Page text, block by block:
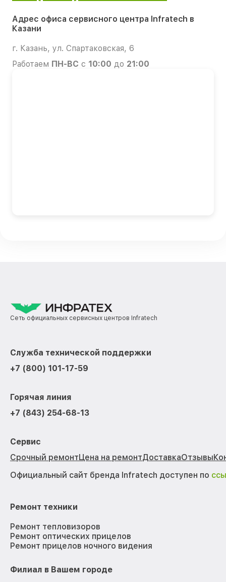
Адрес офиса сервисного центра Infratech в
Казани
г. Казань, ул. Спартаковская, 6
Работаем ПН-ВС с 10:00 до 21:00
Сеть официальных сервисных центров Infratech
Служба технической поддержки
+7 (800) 101-17-59
Горячая линия
+7 (843) 254-68-13
Сервис
Срочный ремонтЦена на ремонтДоставкаОтзывы
Официальный сайт бренда Infratech доступен по
Ремонт техники
Ремонт тепловизоров
Ремонт оптических прицелов
Ремонт прицелов ночного видения
Филиал в Вашем городе